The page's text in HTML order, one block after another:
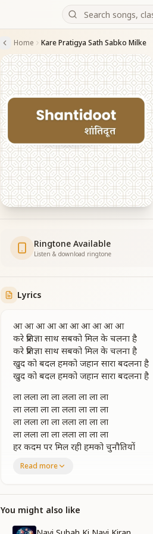
Home Kare Pratigya Sath Sabko Milke
Ringtone Available
Listen & download ringtone
Lyrics
आ आ आ आ आ आ आ आ आ आ
करे प्रतिज्ञा साथ सबको मिल के चलना है
करे प्रतिज्ञा साथ सबको मिल के चलना है
खुद को बदल हमको जहान सारा बदलना है
खुद को बदल हमको जहान सारा बदलना है
ला लला ला ला लला ला ला ला
ला लला ला ला लला ला ला ला
ला लला ला ला लला ला ला ला
ला लला ला ला लला ला ला ला
हर कदम पर मिल रही हमको चुनौतियों
हर कदम पर मिल रही हमको चुनौतियों
अध्यात्म का संबल लिए आगे निकालना है
खुद को बदल हमको जहान सारा बदलना है
Read more
You might also like